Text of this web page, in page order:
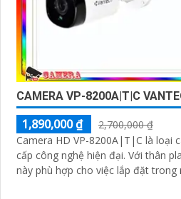
CAMERA VP-8200A|T|C
1,890,000 ₫
2,700,000 ₫
Camera HD VP-8200A|T|C là loại
cấp công nghệ hiện đại. Với thân plastic chắc chắn, camera
này phù hợp cho việc lắp đặt trong